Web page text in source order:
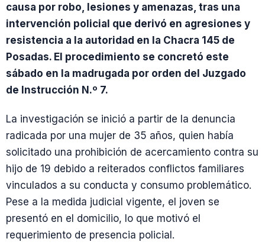
causa por robo, lesiones y amenazas, tras una
intervención policial que derivó en agresiones y
resistencia a la autoridad en la Chacra 145 de
Posadas. El procedimiento se concretó este
sábado en la madrugada por orden del Juzgado
de Instrucción N.º 7.
La investigación se inició a partir de la denuncia
radicada por una mujer de 35 años, quien había
solicitado una prohibición de acercamiento contra su
hijo de 19 debido a reiterados conflictos familiares
vinculados a su conducta y consumo problemático.
Pese a la medida judicial vigente, el joven se
presentó en el domicilio, lo que motivó el
requerimiento de presencia policial.